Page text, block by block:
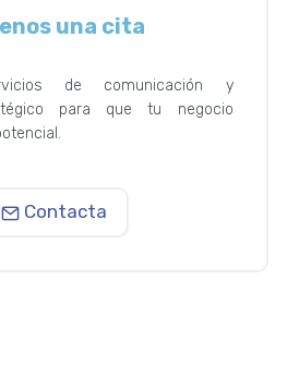
una cita
de comunicación y
para que tu negocio
Contacta